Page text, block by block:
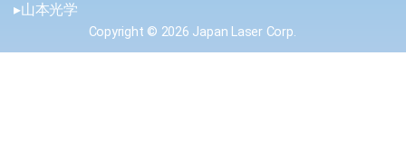
▸山本光学
Copyright © 2026 Japan Laser Corp.